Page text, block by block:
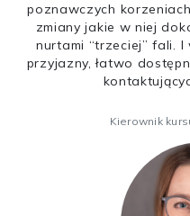
poznawczych
zmiany jakie w niej
nurtami “trzeciej” fali.
przyjazny, łatwo
Kierownik